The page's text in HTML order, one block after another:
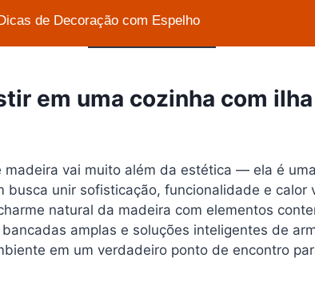
de Decoração com Espelho
em uma cozinha com
madeira vai muito além da estética — ela é
busca unir sofisticação, funcionalidade e calor
natural da madeira com elementos
amplas e soluções inteligentes de
em um verdadeiro ponto de encontro